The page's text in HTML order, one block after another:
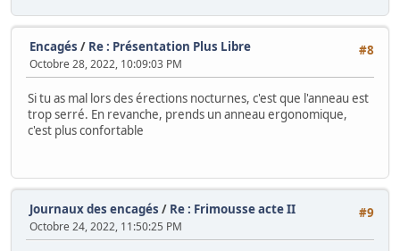
#8
Encagés / Re : Présentation Plus Libre
Octobre 28, 2022, 10:09:03 PM
Si tu as mal lors des érections nocturnes, c'est que l'anneau est
trop serré. En revanche, prends un anneau ergonomique,
c'est plus confortable
#9
Journaux des encagés / Re : Frimousse acte II
Octobre 24, 2022, 11:50:25 PM